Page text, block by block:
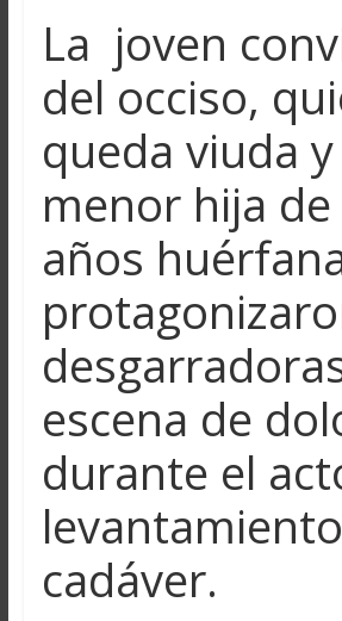
La joven
del occiso,
queda viuda
menor hija
años
escena de
durante el
cadáver.